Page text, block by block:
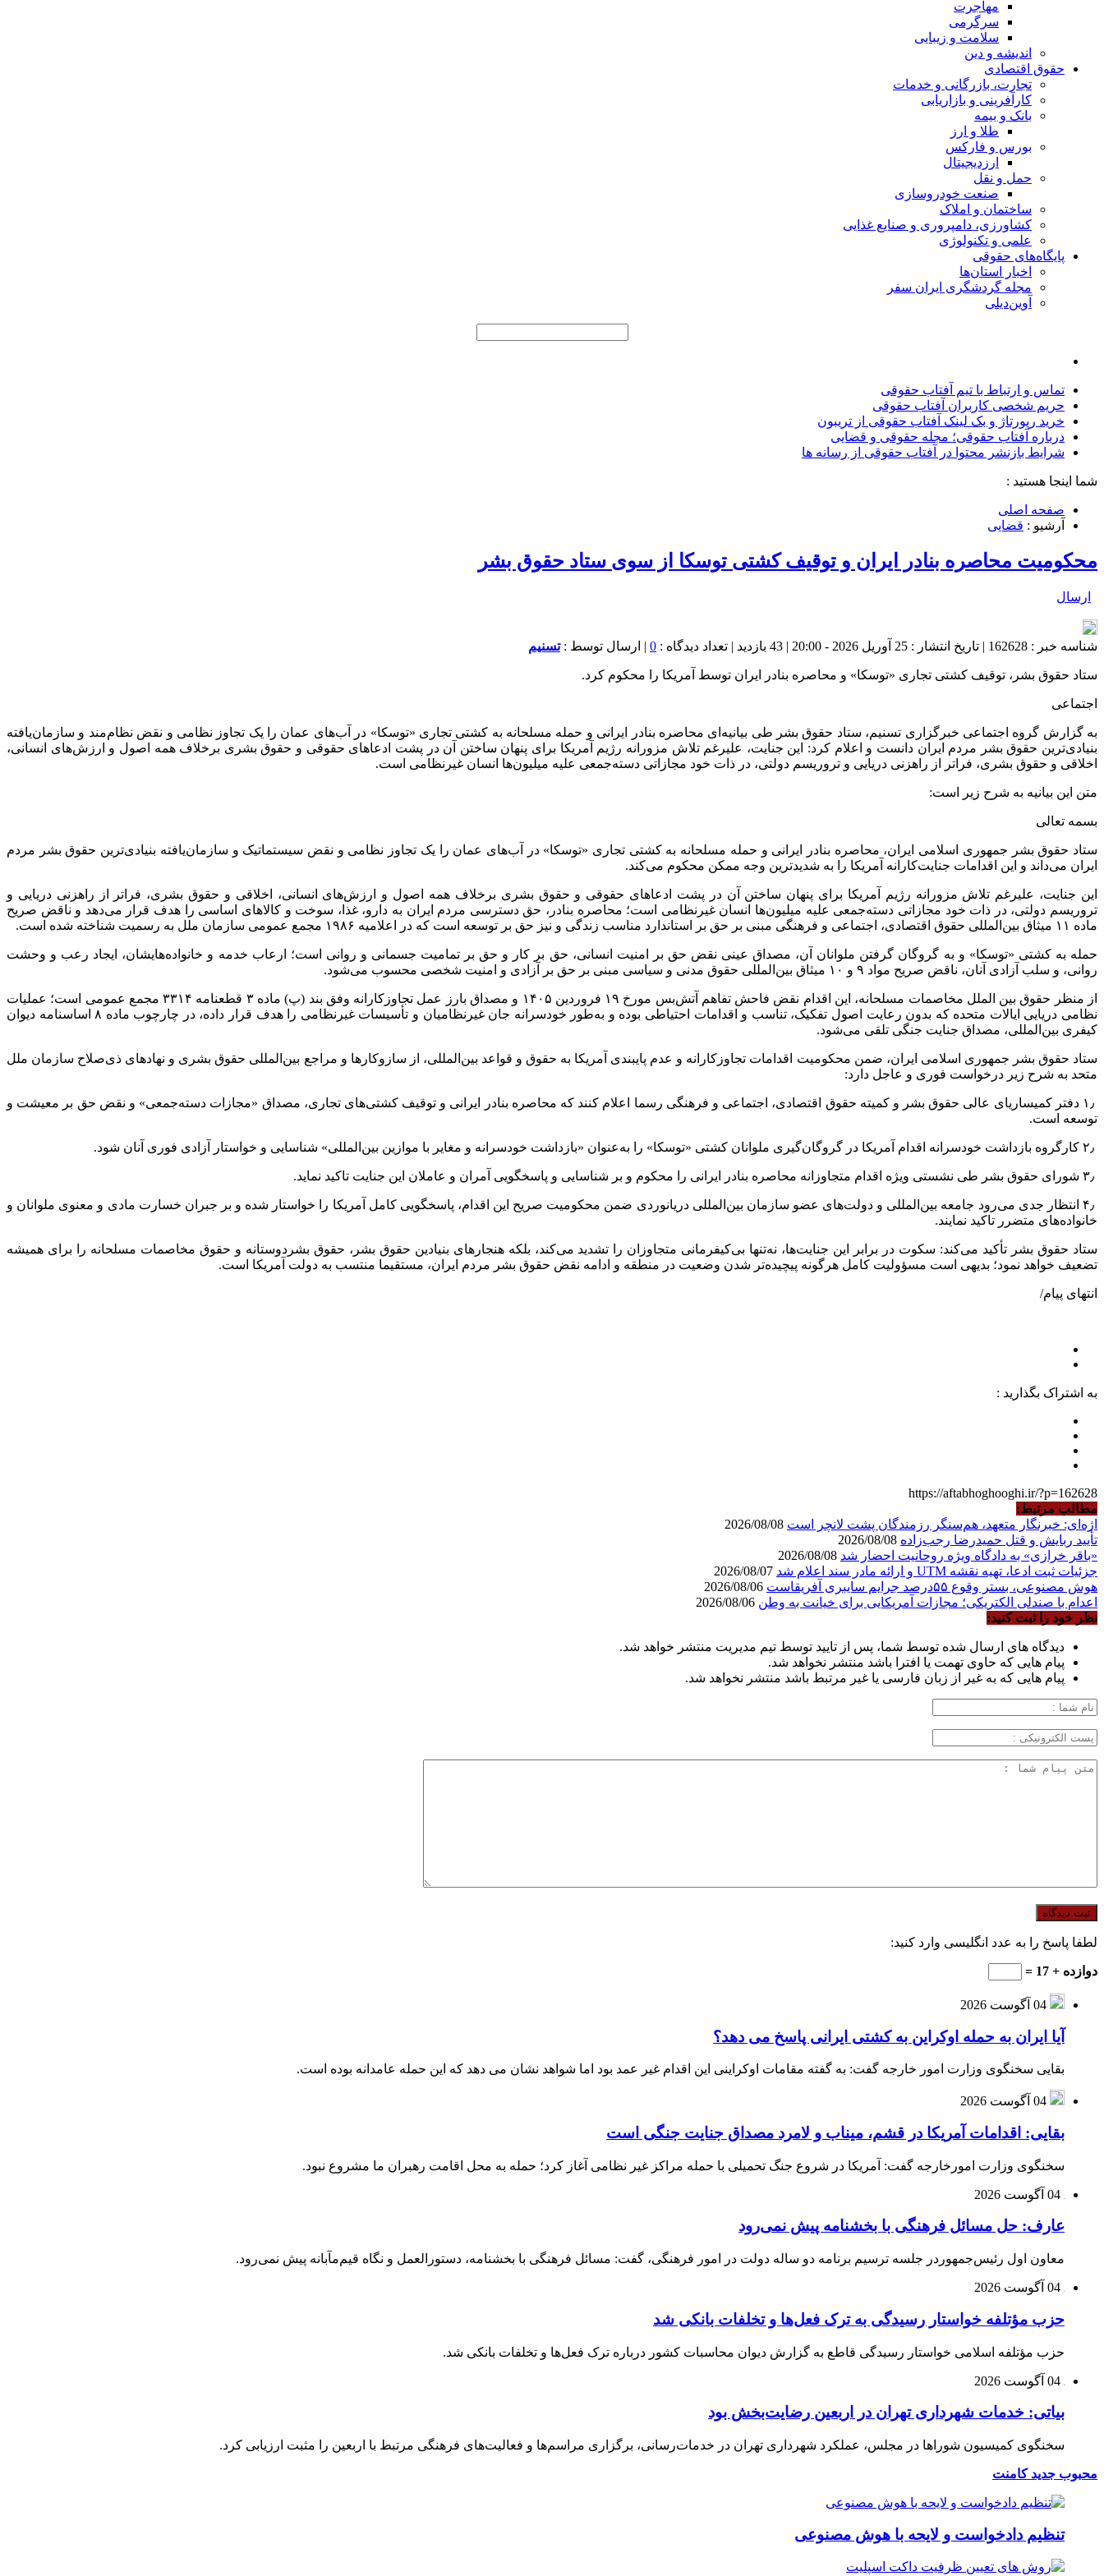
مهاجرت
سرگرمی
سلامت و زیبایی
اندیشه و دین
حقوق اقتصادی
تجارت، بازرگانی و خدمات
کارآفرینی و بازاریابی
بانک و بیمه
طلا و ارز
بورس و فارکس
ارزدیجیتال
حمل و نقل
صنعت خودروسازی
ساختمان و املاک
کشاورزی، دامپروری و صنایع غذایی
علمی و تکنولوژی
پایگاه‌های حقوقی
اخبار استان‌ها
مجله گردشگری ایران سفر
آوین‌دیلی
تماس و ارتباط با تیم آفتاب حقوقی
حریم شخصی کاربران آفتاب حقوقی
خرید رپورتاژ و بک لینک آفتاب حقوقی از تریبون
درباره آفتاب حقوقی؛ مجله حقوقی و قضایی
شرایط بازنشر محتوا در آفتاب حقوقی از رسانه ها
شما اینجا هستید :
صفحه اصلی
آرشیو : قضایی
محکومیت محاصره بنادر ایران و توقیف کشتی توسکا از سوی ستاد حقوق بشر
ارسال
شناسه خبر : 162628 | تاریخ انتشار : 25 آوریل 2026 - 20:00 | 43 بازدید | تعداد دیدگاه : 0 | ارسال توسط :تسنیم
ستاد حقوق بشر، توقیف کشتی تجاری «توسکا» و محاصره بنادر ایران توسط آمریکا را محکوم کرد.
اجتماعی
به گزارش گروه اجتماعی خبرگزاری تسنیم، ستاد حقوق بشر طی بیانیه‌ای محاصره بنادر ایرانی و حمله مسلحانه به کشتی تجاری «توسکا» در آب‌های عمان را یک تجاوز نظامی و نقض نظام‌مند و سازمان‌یافته
بنیادی‌ترین حقوق بشر مردم ایران دانست و اعلام کرد: این جنایت، علیرغم تلاش مزورانه رژیم آمریکا برای پنهان ساختن آن در پشت ادعا‌های حقوقی و حقوق بشری برخلاف همه اصول و ارزش‌های انسانی،
اخلاقی و حقوق بشری، فراتر از راهزنی دریایی و تروریسم دولتی، در ذات خود مجازاتی دسته‌جمعی علیه میلیون‌ها انسان غیرنظامی است.
متن این بیانیه به شرح زیر است:
بسمه تعالی
ستاد حقوق بشر جمهوری اسلامی ایران، محاصره بنادر ایرانی و حمله مسلحانه به کشتی تجاری «توسکا» در آب‌های عمان را یک تجاوز نظامی و نقض سیستماتیک و سازمان‌یافته بنیادی‌ترین حقوق بشر مردم
ایران می‌داند و این اقدامات جنایت‌کارانه آمریکا را به شدیدترین وجه ممکن محکوم می‌کند.
این جنایت، علیرغم تلاش مزورانه رژیم آمریکا برای پنهان ساختن آن در پشت ادعا‌های حقوقی و حقوق بشری برخلاف همه اصول و ارزش‌های انسانی، اخلاقی و حقوق بشری، فراتر از راهزنی دریایی و
تروریسم دولتی، در ذات خود مجازاتی دسته‌جمعی علیه میلیون‌ها انسان غیرنظامی است؛ محاصره بنادر، حق دسترسی مردم ایران به دارو، غذا، سوخت و کالا‌های اساسی را هدف قرار می‌دهد و ناقض صریح
ماده ۱۱ میثاق بین‌المللی حقوق اقتصادی، اجتماعی و فرهنگی مبنی بر حق بر استاندارد مناسب زندگی و نیز حق بر توسعه است که در اعلامیه ۱۹۸۶ مجمع عمومی سازمان ملل به رسمیت شناخته شده است.
حمله به کشتی «توسکا» و به گروگان گرفتن ملوانان آن، مصداق عینی نقض حق بر امنیت انسانی، حق بر کار و حق بر تمامیت جسمانی و روانی است؛ ارعاب خدمه و خانواده‌هایشان، ایجاد رعب و وحشت
روانی، و سلب آزادی آنان، ناقض صریح مواد ۹ و ۱۰ میثاق بین‌المللی حقوق مدنی و سیاسی مبنی بر حق بر آزادی و امنیت شخصی محسوب می‌شود.
از منظر حقوق بین الملل مخاصمات مسلحانه، این اقدام نقض فاحش تفاهم آتش‌بس مورخ ۱۹ فروردین ۱۴۰۵ و مصداق بارز عمل تجاوزکارانه وفق بند (پ) ماده ۳ قطعنامه ۳۳۱۴ مجمع عمومی است؛ عملیات
نظامی دریایی ایالات متحده که بدون رعایت اصول تفکیک، تناسب و اقدامات احتیاطی بوده و به‌طور خودسرانه جان غیرنظامیان و تأسیسات غیرنظامی را هدف قرار داده، در چارچوب ماده ۸ اساسنامه دیوان
کیفری بین‌المللی، مصداق جنایت جنگی تلقی می‌شود.
ستاد حقوق بشر جمهوری اسلامی ایران، ضمن محکومیت اقدامات تجاوزکارانه و عدم پایبندی آمریکا به حقوق و قواعد بین‌المللی، از سازوکار‌ها و مراجع بین‌المللی حقوق بشری و نهاد‌های ذی‌صلاح سازمان ملل
متحد به شرح زیر درخواست فوری و عاجل دارد:
۱٫ دفتر کمیساریای عالی حقوق بشر و کمیته حقوق اقتصادی، اجتماعی و فرهنگی رسما اعلام کنند که محاصره بنادر ایرانی و توقیف کشتی‌های تجاری، مصداق «مجازات دسته‌جمعی» و نقض حق بر معیشت و
توسعه است.
۴٫ انتظار جدی می‌رود جامعه بین‌المللی و دولت‌های عضو سازمان بین‌المللی دریانوردی ضمن محکومیت صریح این اقدام، پاسخگویی کامل آمریکا را خواستار شده و بر جبران خسارت مادی و معنوی ملوانان و
خانواده‌های متضرر تاکید نمایند.
ستاد حقوق بشر تأکید می‌کند: سکوت در برابر این جنایت‌ها، نه‌تنها بی‌کیفرمانی متجاوزان را تشدید می‌کند، بلکه هنجار‌های بنیادین حقوق بشر، حقوق بشردوستانه و حقوق مخاصمات مسلحانه را برای همیشه
تضعیف خواهد نمود؛ بدیهی است مسؤولیت کامل هرگونه پیچیده‌تر شدن وضعیت در منطقه و ادامه نقض حقوق بشر مردم ایران، مستقیما منتسب به دولت آمریکا است.
انتهای پیام/
به اشتراک بگذارید :
https://aftabhoghooghi.ir/?p=162628
مطالب مرتبط:
اژه‌ای: خبرنگار متعهد، هم‌سنگر رزمندگان پشت لانچر است
تأیید ربایش و قتل حمیدرضا رجب‌زاده
«باقر خرازی» به دادگاه ویژه روحانیت احضار شد
جزئیات ثبت ادعا، تهیه نقشه UTM و ارائه مادر سند اعلام شد
هوش مصنوعی، بستر وقوع ۵۵درصد جرایم سایبری آفریقاست
اعدام با صندلی الکتریکی؛ مجازات آمریکایی برای خیانت به وطن
نظر خود را ثبت کنید:
دیدگاه های ارسال شده توسط شما، پس از تایید توسط تیم مدیریت منتشر خواهد شد.
پیام هایی که حاوی تهمت یا افترا باشد منتشر نخواهد شد.
پیام هایی که به غیر از زبان فارسی یا غیر مرتبط باشد منتشر نخواهد شد.
لطفا پاسخ را به عدد انگلیسی وارد کنید:
دوازده + 17 =
04 آگوست 2026
آیا ایران به حمله اوکراین به کشتی ایرانی پاسخ می دهد؟
بقایی سخنگوی وزارت امور خارجه گفت: به گفته مقامات اوکراینی این اقدام غیر عمد بود اما شواهد نشان می دهد که این حمله عامدانه بوده است.
04 آگوست 2026
بقایی: اقدامات آمریکا در قشم، میناب و لامرد مصداق جنایت جنگی است
سخنگوی وزارت امورخارجه گفت: آمریکا در شروع جنگ تحمیلی با حمله مراکز غیر نظامی آغاز کرد؛ حمله به محل اقامت رهبران ما مشروع نبود.
04 آگوست 2026
عارف: حل مسائل فرهنگی با بخشنامه پیش نمی‌رود
معاون اول رئیس‌جمهوردر جلسه ترسیم برنامه دو ساله دولت در امور فرهنگی، گفت: مسائل فرهنگی با بخشنامه، دستورالعمل و نگاه قیم‌مآبانه پیش نمی‌رود.
04 آگوست 2026
حزب مؤتلفه خواستار رسیدگی به ترک فعل‌ها و تخلفات بانکی شد
حزب مؤتلفه اسلامی خواستار رسیدگی قاطع به گزارش دیوان محاسبات کشور درباره ترک فعل‌ها و تخلفات بانکی شد.
04 آگوست 2026
بیاتی: خدمات شهرداری تهران در اربعین رضایت‌بخش بود
سخنگوی کمیسیون شوراها در مجلس، عملکرد شهرداری تهران در خدمات‌رسانی، برگزاری مراسم‌ها و فعالیت‌های فرهنگی مرتبط با اربعین را مثبت ارزیابی کرد.
محبوب جدیدکامنت
تنظیم دادخواست و لایحه با هوش مصنوعی